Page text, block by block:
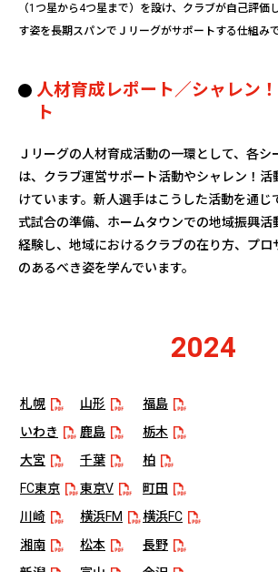
（1つ星から4つ星まで）を設け、クラブが自己評価
す姿を長期スパンでＪリーグがサポートする仕組みで
人材育成レポート／シャレン
ト
Ｊリーグの人材育成活動の一環として、各シ
は、クラブ運営サポート活動やシャレン！活
けています。新人選手はこうした活動を通じ
式試合の準備、ホームタウンでの地域振興活
経験し、地域におけるクラブの在り方、プロ
のあるべき姿を学んでいます。
2024
札幌 山形
福島
いわき
鹿島
栃木
大宮
千葉
柏
FC東京
東京V
町田
川崎
横浜FM
横浜FC
湘南
松本
長野